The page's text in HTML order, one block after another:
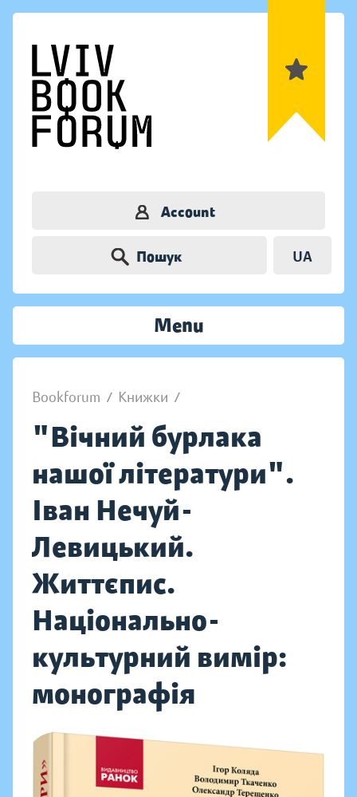
Account
Пошук UA
Menu
Bookforum / Книжки /
"Вічний бурлака
нашої літератури".
Іван Нечуй-
Левицький.
Життєпис.
Національно-
культурний вимір:
монографія